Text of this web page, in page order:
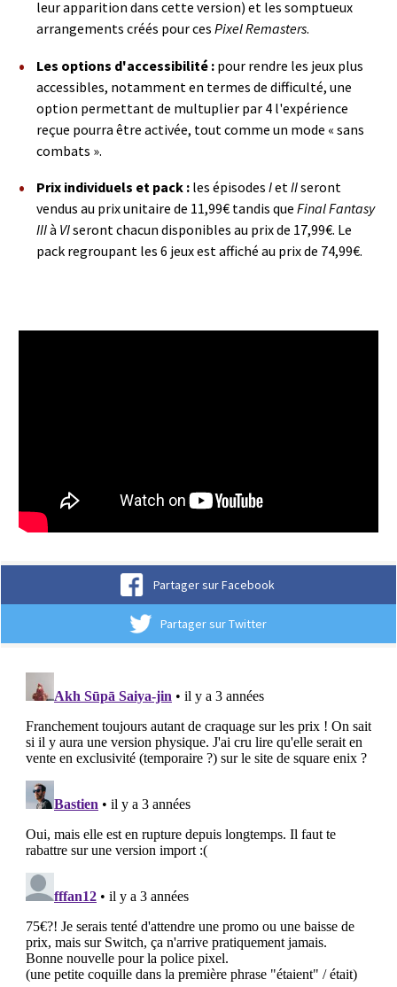
leur apparition dans cette version) et les somptueux
arrangements créés pour ces Pixel Remasters.
Les options d'accessibilité : pour rendre les jeux plus
accessibles, notamment en termes de difficulté, une
option permettant de multuplier par 4 l'expérience
reçue pourra être activée, tout comme un mode « sans
combats ».
Prix individuels et pack : les épisodes IetIIseront
vendus au prix unitaire de 11,99€ tandis que Final Fantasy
IIIà VIseront chacun disponibles au prix de 17,99€. Le
pack regroupant les 6 jeux est affiché au prix de 74,99€.
Partager sur Facebook
Partager sur Twitter